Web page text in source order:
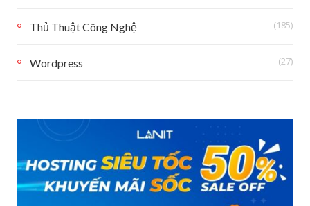
Thủ Thuật Công Nghệ (185)
Wordpress (27)